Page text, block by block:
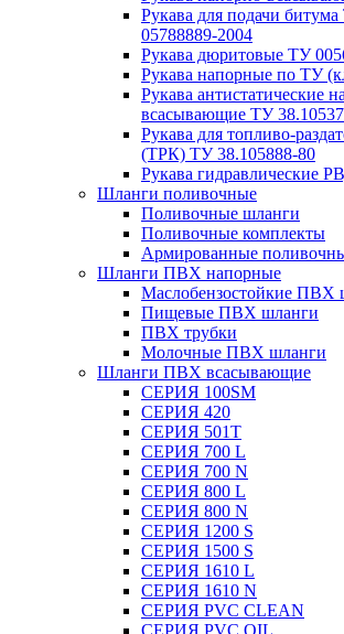
Рукава для подачи
05788889-2004
Рукава дюритовые ТУ
Рукава напорные по ТУ
Рукава антистатические
всасывающие ТУ
Рукава для топливо-
(ТРК) ТУ 38.105888-80
Рукава гидравлические
Шланги поливочные
Поливочные шланги
Поливочные комплекты
Армированные
Шланги ПВХ напорные
Маслобензостойкие ПВХ
Пищевые ПВХ шланги
ПВХ трубки
Молочные ПВХ шланги
Шланги ПВХ всасывающие
СЕРИЯ 100SM
СЕРИЯ 420
СЕРИЯ 501T
СЕРИЯ 700 L
СЕРИЯ 700 N
СЕРИЯ 800 L
СЕРИЯ 800 N
СЕРИЯ 1200 S
СЕРИЯ 1500 S
СЕРИЯ 1610 L
СЕРИЯ 1610 N
СЕРИЯ PVC CLEAN
СЕРИЯ PVC OIL